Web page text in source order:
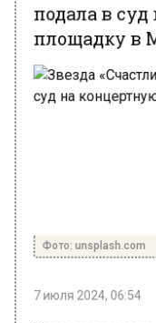
площадку в